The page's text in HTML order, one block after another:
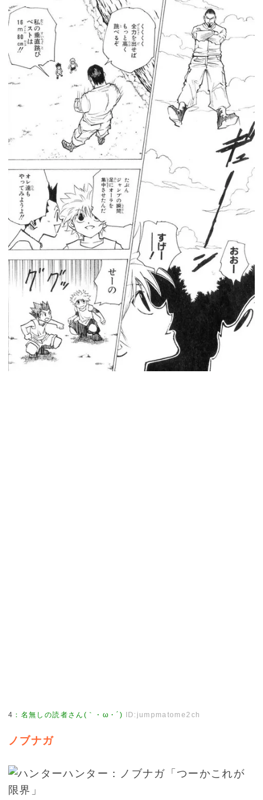
4 ： 名無しの読者さん(｀・ω・´) ID:jumpmatome2ch
ノブナガ